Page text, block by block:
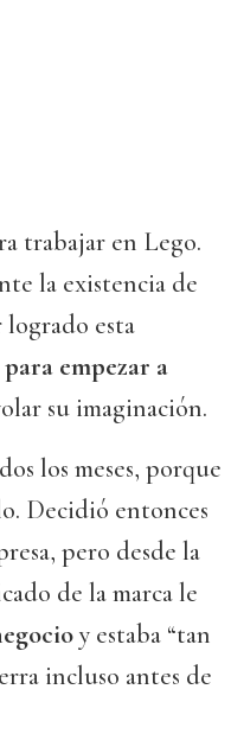
trabajar en Lego.
la existencia de
logrado esta
para empezar a
su imaginación.
los meses, porque
Decidió entonces
pero desde la
de la marca le
y estaba “tan
incluso antes de